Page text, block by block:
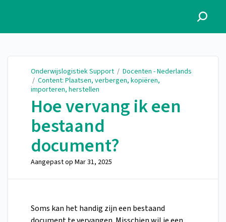
Onderwijslogistiek Support / Docenten - Nederlands
/ Content: Plaatsen, verbergen, kopiëren,
importeren, herstellen
Hoe vervang ik een
bestaand
document?
Aangepast op Mar 31, 2025
Soms kan het handig zijn een bestaand